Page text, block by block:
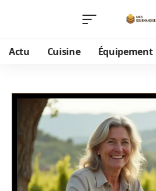
Actu Cuisine Équipement